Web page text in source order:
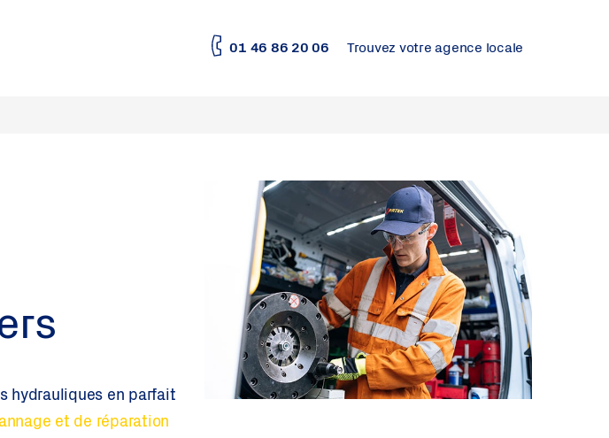
01 46 86 20 06 Trouvez votre agence locale
hydrauliques en parfait
et de réparation